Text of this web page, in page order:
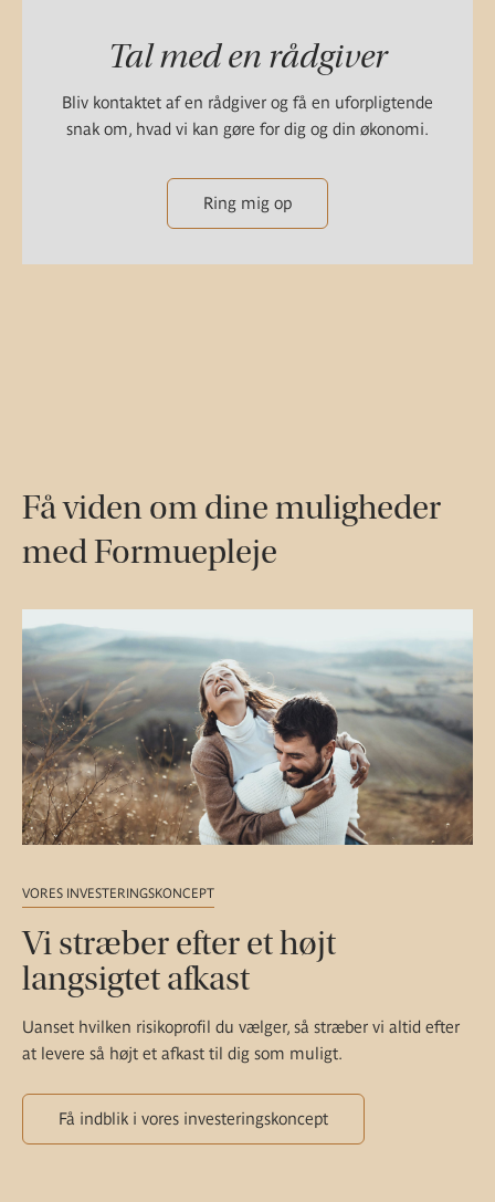
Tal med en rådgiver
Bliv kontaktet af en rådgiver og få en uforpligtende
snak om, hvad vi kan gøre for dig og din økonomi.
Ring mig op
Få viden om dine muligheder
med Formuepleje
VORES INVESTERINGSKONCEPT
Vi stræber efter et højt
langsigtet afkast
Uanset hvilken risikoprofil du vælger, så stræber vi altid efter
at levere så højt et afkast til dig som muligt.
Få indblik i vores investeringskoncept